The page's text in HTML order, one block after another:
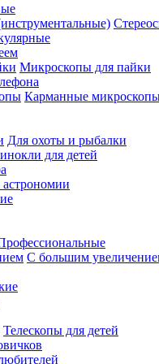
Микроскопы для пайки
Карманные
Для охоты и рыбалки
для детей
астрономии
С большим
Телескопы для детей